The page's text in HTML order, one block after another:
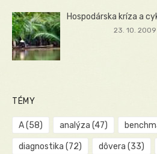
Hospodárska kríza a
23. 10. 2009
TÉMY
A(58) analýza (47)
diagnostika (72) dôvera (33)